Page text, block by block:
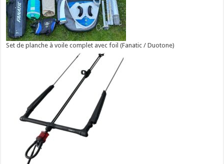
Set de planche à voile complet avec foil (Fanatic / Duotone)